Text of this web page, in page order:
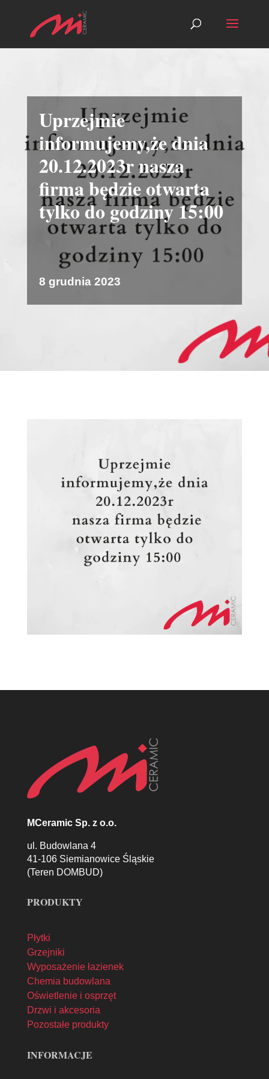
Uprzejmie
informujemy,że dnia
20.12.2023r nasza
firma będzie otwarta
tylko do godziny 15:00
8 grudnia 2023
MCeramic Sp. z o.o.
ul. Budowlana 4
41-106 Siemianowice Śląskie
(Teren DOMBUD)
PRODUKTY
Płytki
Grzejniki
Wyposażenie łazienek
Chemia budowlana
Oświetlenie i osprzęt
Drzwi i akcesoria
Pozostałe produkty
INFORMACJE